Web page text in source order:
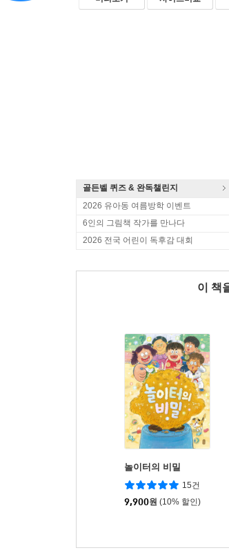
골든벨 퀴즈 & 완독챌린지
2026 유아동 여름방학 이벤트
6인의 그림책 작가를 만나다
2026 전국 어린이 독후감 대회
이 책
놀이터의 비밀
15건
9,900원 (10% 할인)